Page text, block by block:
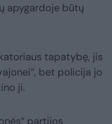
apygardoje būtų
tapatybę, jis
bet policija jo
ji.
partijos